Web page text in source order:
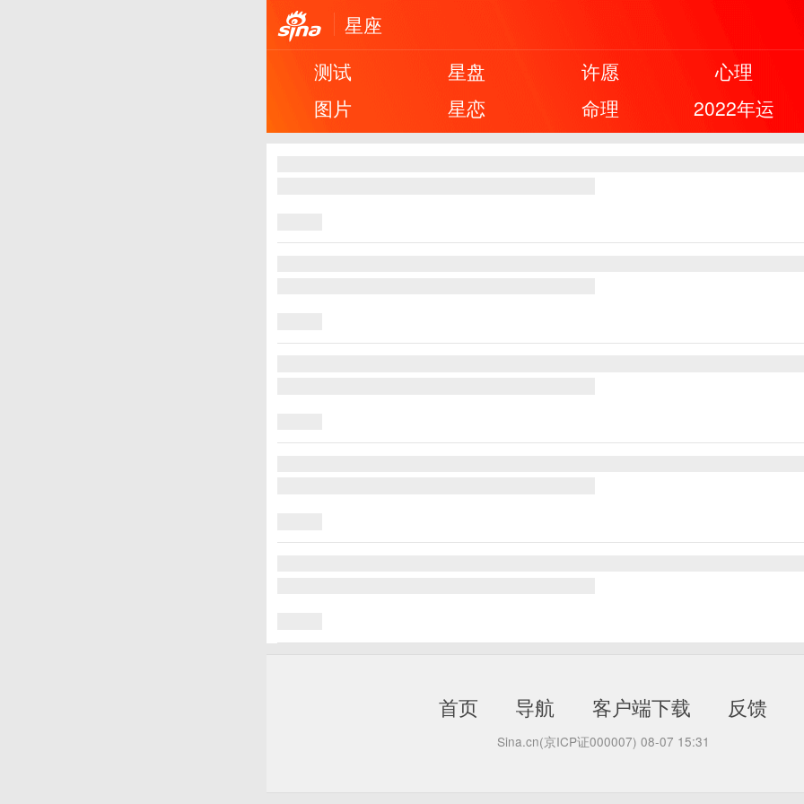
星座
测试
星盘 许愿
心理
图片
星恋 命理 2022年运
首页 导航 客户端下载 反馈
Sina.cn(京ICP证000007) 08-07 15:31